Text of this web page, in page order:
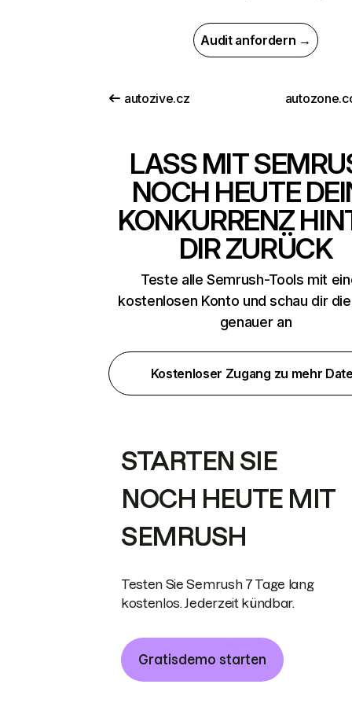
Audit anfordern →
autozive.cz
LASS MIT
NOCH HEUTE
KONKURRENZ
DIR ZURÜCK
Teste alle Semrush-Tools mit
kostenlosen Konto und schau dir
genauer an
Kostenloser Zugang zu mehr
STARTEN SIE
NOCH HEUTE MIT
SEMRUSH
Testen Sie Semrush 7 Tage lang
kostenlos. Jederzeit kündbar.
Gratisdemo starten